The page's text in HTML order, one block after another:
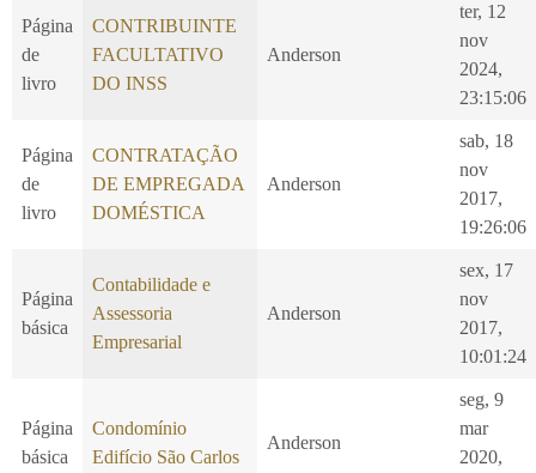
Página
de
livro
CONTRIBUINTE
FACULTATIVO
DO INSS
Anderson
ter, 12
nov
2024,
23:15:06
Página
de
livro
CONTRATAÇÃO
DE EMPREGADA
DOMÉSTICA
Anderson
sab, 18
nov
2017,
19:26:06
Página
básica
Contabilidade e
Assessoria
Empresarial
Anderson
sex, 17
nov
2017,
10:01:24
Página
básica
Condomínio
Edifício São Carlos
Anderson
seg, 9
mar
2020,